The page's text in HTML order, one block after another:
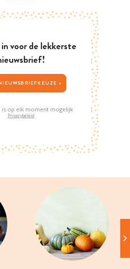
voor de lekkerste
JOUW NIEUWSBRIEFKEUZE >
is op elk moment mogelijk
Privacybeleid